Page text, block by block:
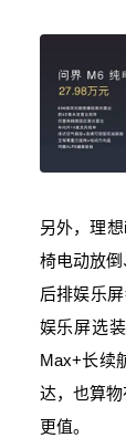
另外，理
椅电动放
后排娱乐
娱乐屏选
Max+长续
达，也算
更值。